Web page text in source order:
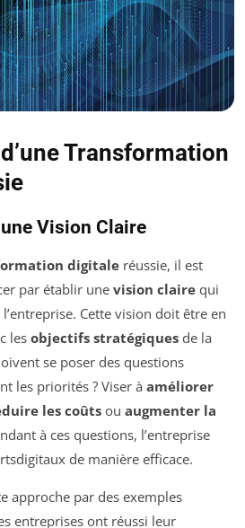
Transformation
Vision Claire
digitale réussie, il est
par établir une vision claire qui
Cette vision doit être en
les objectifs stratégiques de la
se poser des questions
les priorités ? Viser à améliorer
les coûtsou augmenter la
à ces questions, l’entreprise
de manière efficace.
approche par des exemples
entreprises ont réussi leur